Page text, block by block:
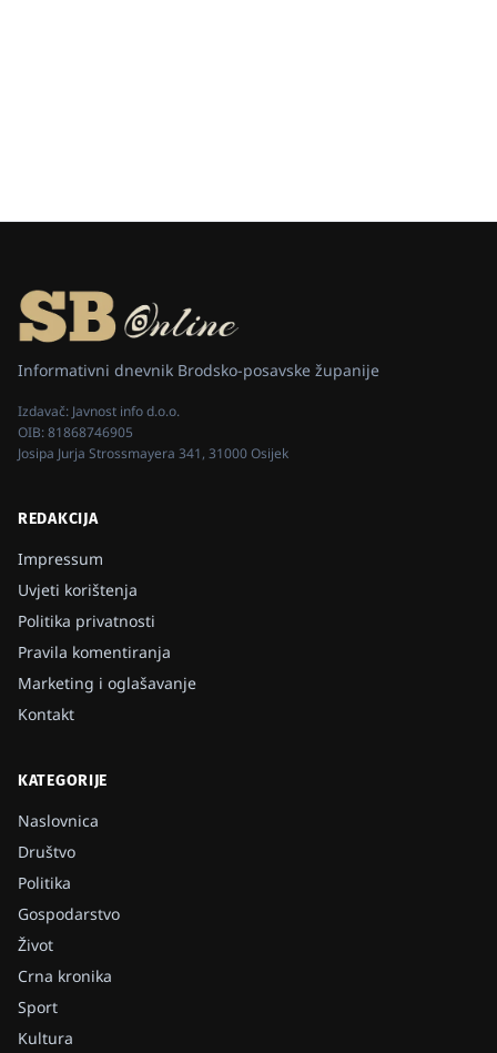
Informativni dnevnik Brodsko-posavske županije
Izdavač: Javnost info d.o.o.
OIB:81868746905
Josipa Jurja Strossmayera 341, 31000 Osijek
REDAKCIJA
Impressum
Uvjeti korištenja
Politika privatnosti
Pravila komentiranja
Marketing i oglašavanje
Kontakt
KATEGORIJE
Naslovnica
Društvo
Politika
Gospodarstvo
Život
Crna kronika
Sport
Kultura